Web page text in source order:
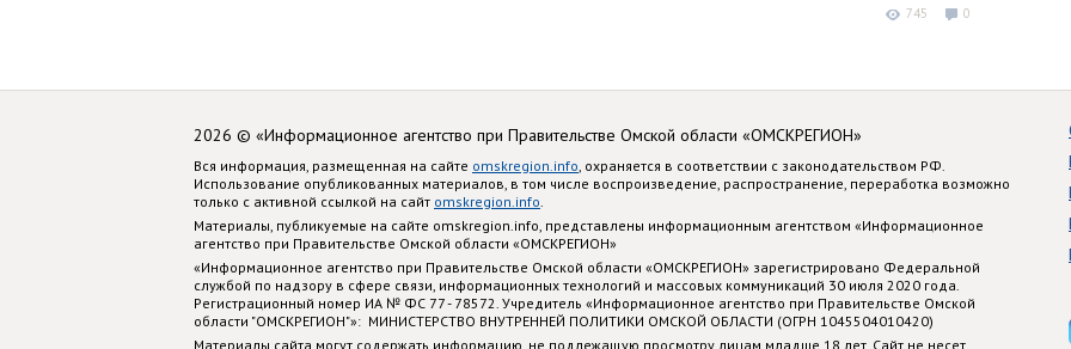
745 0
2026 © «Информационное агентство при Правительстве Омской области «ОМСКРЕГИОН»
Вся информация, размещенная на сайте omskregion.info , охраняется в соответствии с законодательством РФ.
Использование опубликованных материалов, в том числе воспроизведение, распространение, переработка возможно
только с активной ссылкой на сайт omskregion.info
Материалы, публикуемые на сайте omskregion.info, представлены информационным агентством «Информационное
агентство при Правительстве Омской области «ОМСКРЕГИОН»
«Информационное агентство при Правительстве Омской области «ОМСКРЕГИОН» зарегистрировано Федеральной
службой по надзору в сфере связи, информационных технологий и массовых коммуникаций 30 июля 2020 года.
Регистрационный номер ИА № ФС 77 - 78572. Учредитель «Информационное агентство при Правительстве Омской
области "ОМСКРЕГИОН"»: МИНИСТЕРСТВО ВНУТРЕННЕЙ ПОЛИТИКИ ОМСКОЙ ОБЛАСТИ (ОГРН 1045504010420)
Материалы сайта могут содержать информацию, не подлежащую просмотру лицам младше 18 лет. Сайт не несет